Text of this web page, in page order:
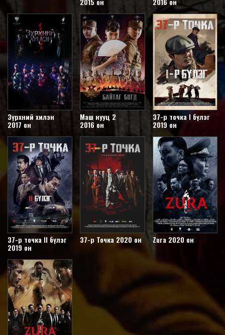
Зүрхний хилэн
2017 он
Маш нууц 2
2016 он
37-р точка I бүлэг
2019 он
37-р точка II бүлэг
2019 он
37-р Точка 2020 он Zura 2020 он